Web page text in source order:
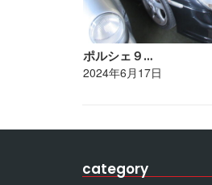
ポルシェ９…
2024年6月17日
category